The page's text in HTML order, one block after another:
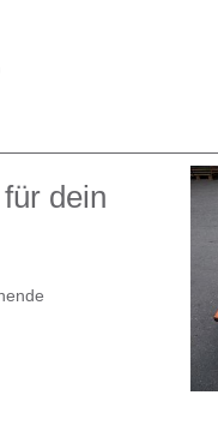
dein